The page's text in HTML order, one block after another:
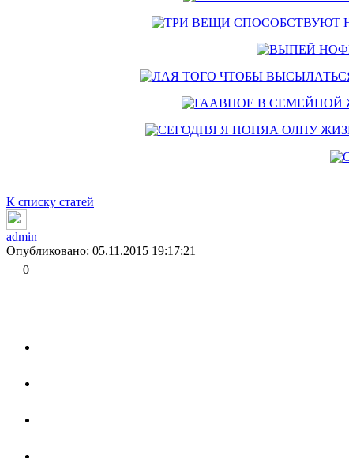
К списку статей
admin
Опубликовано: 05.11.2015 19:17:21
0